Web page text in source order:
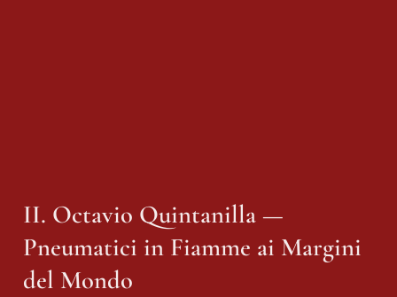
II. Octavio Quintanilla —
Pneumatici in Fiamme ai Margini
del Mondo